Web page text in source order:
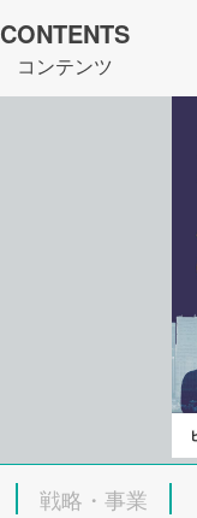
CONTENTS
コンテンツ
戦略・事業